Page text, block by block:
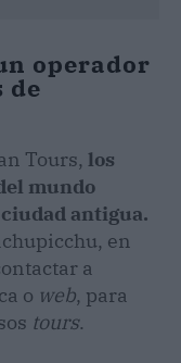
operador
de
Tours, los
mundo
antigua.
en
a
o web, para
tours.